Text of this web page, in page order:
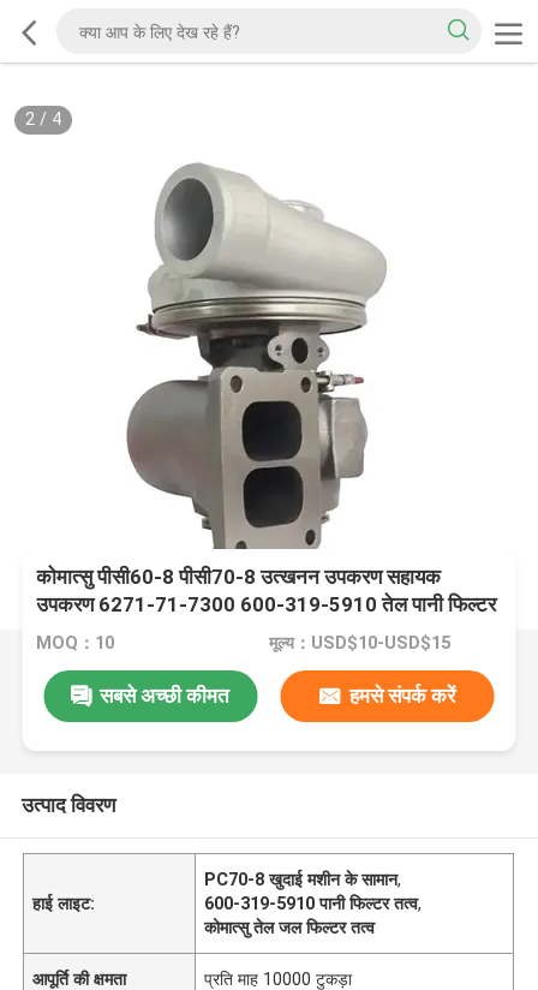
2/ 4
कोमात्सु पीसी60-8 पीसी70-8 उत्खनन उपकरण सहायक
उपकरण 6271-71-7300 600-319-5910 तेल पानी फिल्टर
तत्व
MOQ：10 मूल्य：USD$10-USD$15
सबसे अच्छी कीमत हमसे संपर्क करें
उत्पाद विवरण
हाई लाइट:
PC70-8 खुदाई मशीन के सामान,
600-319-5910 पानी फिल्टर तत्व,
कोमात्सु तेल जल फिल्टर तत्व
आपूर्ति की क्षमता प्रति माह 10000 टुकड़ा